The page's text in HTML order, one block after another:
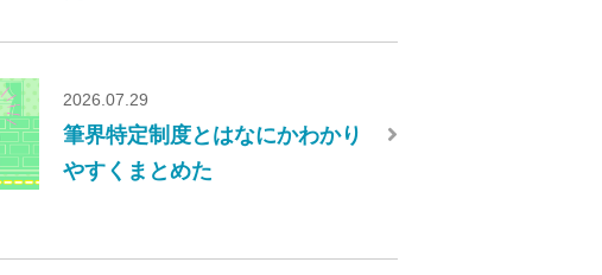
2026.07.29
筆界特定制度とはなにかわかり
やすくまとめた